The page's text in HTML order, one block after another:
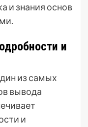
и знания основ
и
из самых
вывода
и